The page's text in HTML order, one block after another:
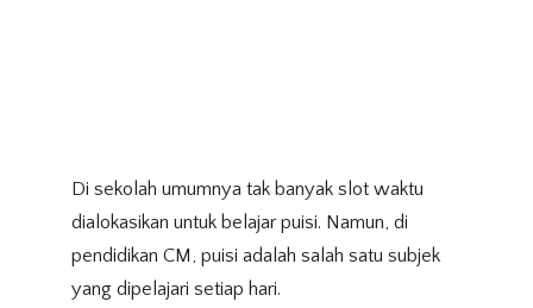
Di sekolah umumnya tak banyak slot waktu
dialokasikan untuk belajar puisi. Namun, di
pendidikan CM, puisi adalah salah satu subjek
yang dipelajari setiap hari.